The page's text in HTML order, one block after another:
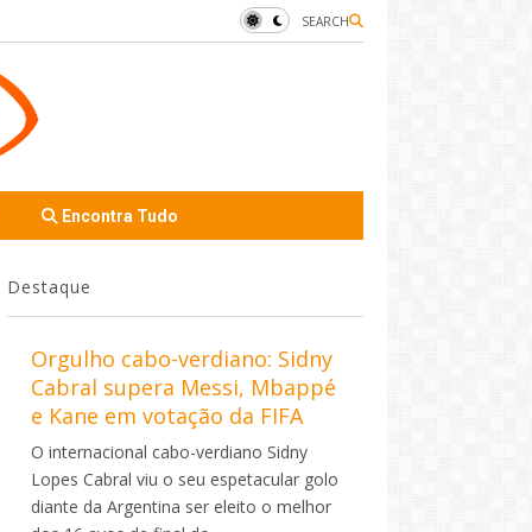
SEARCH
Encontra Tudo
Destaque
Orgulho cabo-verdiano: Sidny
Cabral supera Messi, Mbappé
e Kane em votação da FIFA
O internacional cabo-verdiano Sidny
Lopes Cabral viu o seu espetacular golo
diante da Argentina ser eleito o melhor